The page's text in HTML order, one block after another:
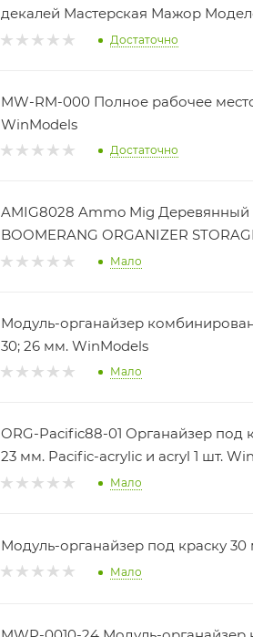
декалей Мастерская Мажор
Достаточно
MW-RM-000 Полное рабочее
WinModels
Достаточно
AMIG8028 Ammo Mig Деревянный
BOOMERANG ORGANIZER
Мало
Модуль-органайзер
30; 26 мм. WinModels
Мало
ORG-Pacific88-01 Органайзер под
23 мм. Pacific-acrylic и acryl 1 шт.
Мало
Модуль-органайзер под краску
Мало